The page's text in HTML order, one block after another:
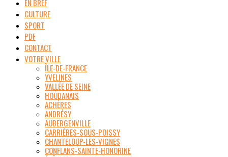
EN BREF
CULTURE
SPORT
PDF
CONTACT
VOTRE VILLE
ÎLE-DE-FRANCE
YVELINES
VALLÉE DE SEINE
HOUDANAIS
ACHÈRES
ANDRÉSY
AUBERGENVILLE
CARRIÈRES-SOUS-POISSY
CHANTELOUP-LES-VIGNES
CONFLANS-SAINTE-HONORINE